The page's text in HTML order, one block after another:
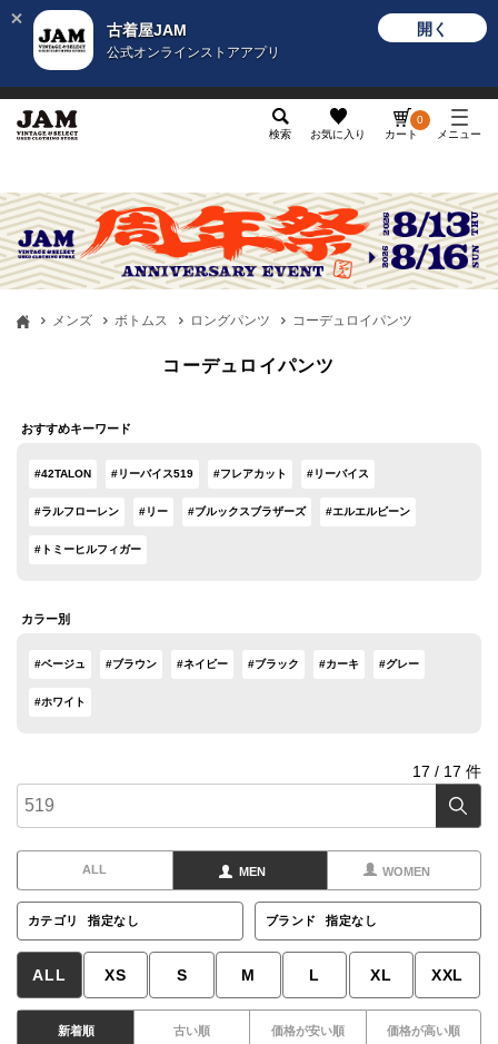
古着屋JAM
公式オンラインストアアプリ
開く
検索 お気に入り カート
0
メニュー
メンズ ボトムス ロングパンツ コーデュロイパンツ
コーデュロイパンツ
おすすめキーワード
#42TALON #リーバイス519 #フレアカット #リーバイス
#ラルフローレン #リー #ブルックスブラザーズ #エルエルビーン
#トミーヒルフィガー
カラー別
#ベージュ #ブラウン #ネイビー #ブラック #カーキ #グレー
#ホワイト
17 / 17 件
ALL MEN WOMEN
カテゴリ 指定なし ブランド 指定なし
ALL XS S M L XL XXL
新着順 古い順 価格が安い順 価格が高い順